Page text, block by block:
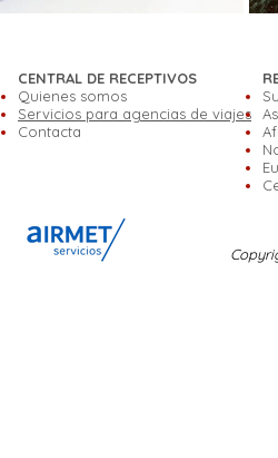
CENTRAL DE RECEPTIVOS
Quienes somos
Servicios para agencias de viajes
Contacta